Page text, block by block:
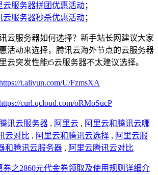
云服务器拼团优惠活动；
云服务器秒杀优惠活动；
云服务器如何选择？新手站长网建议大家
活动来选择，腾讯云海外节点的云服务器
云突发性能t5云服务器不太建议选择。
t.aliyun.com/U/FzmsXA
curl.qcloud.com/oRMoSucP
腾讯云服务器 , 阿里云 , 阿里云和腾讯云哪
云对比 , 阿里云和腾讯云选择 , 阿里云服
和腾讯云服务器 , 阿里云腾讯云对比
券之2860元代金券领取及使用规则详细介